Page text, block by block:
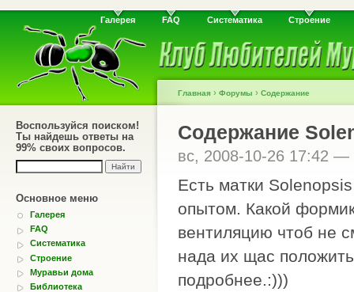
Галерея FAQ Систематика Строение
Воспользуйся поиском!
Ты найдешь ответы на
99% своих вопросов.
Основное меню
Галерея
FAQ
Систематика
Строение
Муравьи дома
Библиотека
Главная › Форумы › Содержание
Содержание
вс, 2008-10-26 17:42 —
Есть матки
опытом. Какой
вентиляцию чтоб не
нада их щас
подробнее.:)))